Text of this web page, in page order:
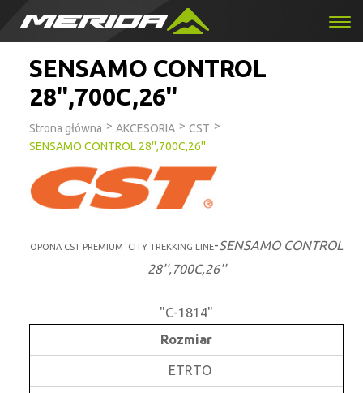
SENSAMO CONTROL
28'',700C,26''
Strona główna > AKCESORIA > CST >
SENSAMO CONTROL 28'',700C,26''
OPONA CST PREMIUM CITY TREKKING LINE-SENSAMO CONTROL
28'',700C,26''
"C-1814"
Rozmiar
ETRTO